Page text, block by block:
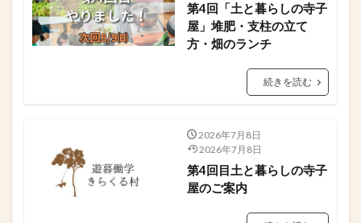
第4回「土と暮らしの寺子
屋」堆肥・支柱の立て
方・畑のランチ
続きを読む
2026年7月8日
2026年7月8日
第4回目土と暮らしの寺子
屋のご案内